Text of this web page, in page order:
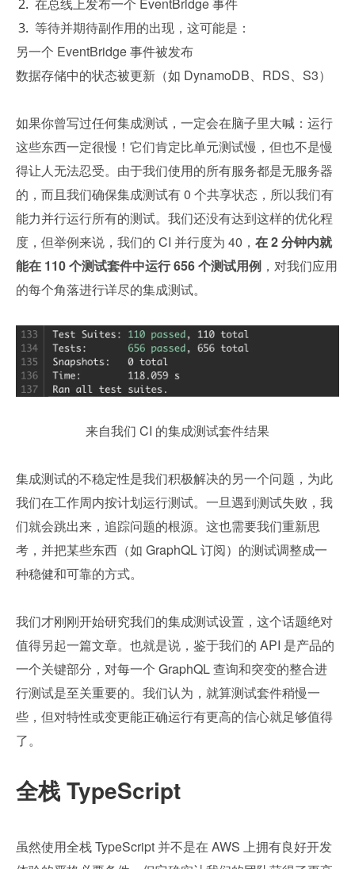
等待并期待副作用的出现，这可能是：
另一个 EventBridge 事件被发布
数据存储中的状态被更新（如 DynamoDB、RDS、S3）
如果你曾写过任何集成测试，一定会在脑子里大喊：运行
这些东西一定很慢！它们肯定比单元测试慢，但也不是慢
得让人无法忍受。由于我们使用的所有服务都是无服务器
的，而且我们确保集成测试有 0 个共享状态，所以我们有
能力并行运行所有的测试。我们还没有达到这样的优化程
度，但举例来说，我们的 CI 并行度为 40， 在 2 分钟内就
能在 110 个测试套件中运行 656 个测试用例 ，对我们应用
的每个角落进行详尽的集成测试。
来自我们 CI 的集成测试套件结果
集成测试的不稳定性是我们积极解决的另一个问题，为此
我们在工作周内按计划运行测试。一旦遇到测试失败，我
们就会跳出来，追踪问题的根源。这也需要我们重新思
考，并把某些东西（如 GraphQL 订阅）的测试调整成一
种稳健和可靠的方式。
我们才刚刚开始研究我们的集成测试设置，这个话题绝对
值得另起一篇文章。也就是说，鉴于我们的 API 是产品的
一个关键部分，对每一个 GraphQL 查询和突变的整合进
行测试是至关重要的。我们认为，就算测试套件稍慢一
些，但对特性或变更能正确运行有更高的信心就足够值得
了。
全栈 TypeScript
虽然使用全栈 TypeScript 并不是在 AWS 上拥有良好开发